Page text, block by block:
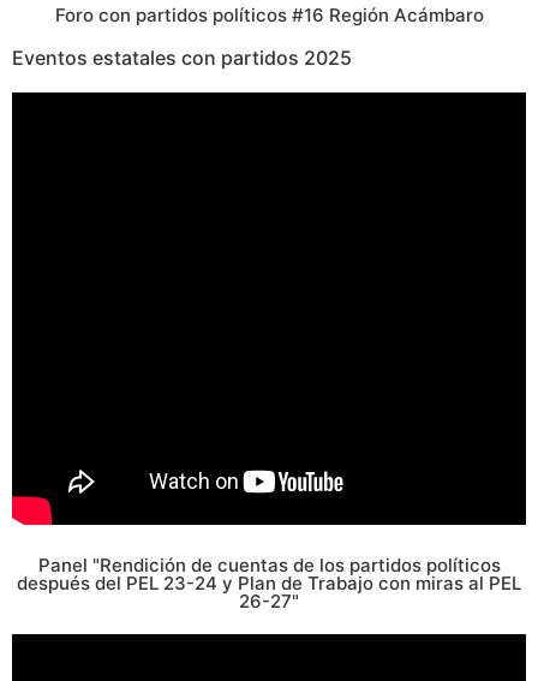
Foro con partidos políticos #16 Región Acámbaro
Eventos estatales con partidos 2025
Panel "Rendición de cuentas de los partidos políticos
después del PEL 23-24 y Plan de Trabajo con miras al PEL
26-27"